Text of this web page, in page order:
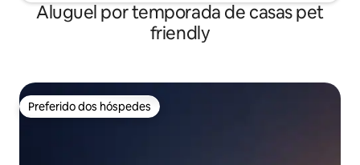
Aluguel por temporada de casas pet
friendly
Preferido dos hóspedes
Preferido dos hóspedes